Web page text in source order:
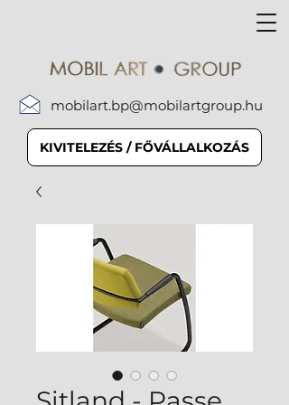
mobilart.bp@mobilartgroup.hu
KIVITELEZÉS / FŐVÁLLALKOZÁS